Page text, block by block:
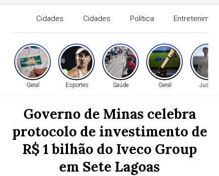
Cidades Cidades Política
Geral Esportes Saúde Geral Justiça
Governo de Minas celebra
protocolo de investimento de
R$ 1 bilhão do Iveco Group
em Sete Lagoas